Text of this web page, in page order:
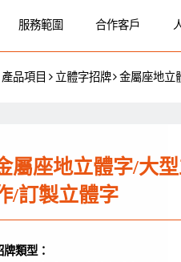
服務範圍 合作客戶
產品項目 立體字招牌 金屬座地立
屬座地立體字/大
/訂製立體字
牌類型：